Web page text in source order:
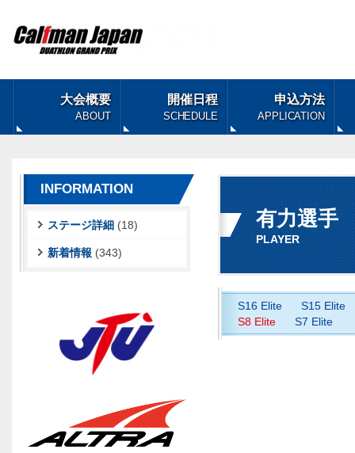
大会概要
ABOUT
開催日程
SCHEDULE
申込方法
APPLICATION
有力選手
PLAYER
S16 Elite
S15 Elite
S8 Elite
S7 Elite
INFORMATION
ステージ詳細 (18)
新着情報 (343)